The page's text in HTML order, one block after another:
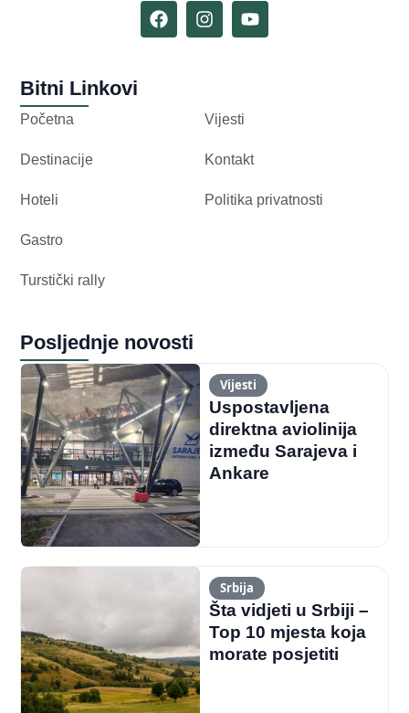
Bitni Linkovi
Početna
Destinacije
Hoteli
Gastro
Turstički rally
Vijesti
Kontakt
Politika privatnosti
Posljednje novosti
Vijesti
Uspostavljena
direktna aviolinija
između Sarajeva i
Ankare
Srbija
Šta vidjeti u Srbiji –
Top 10 mjesta koja
morate posjetiti